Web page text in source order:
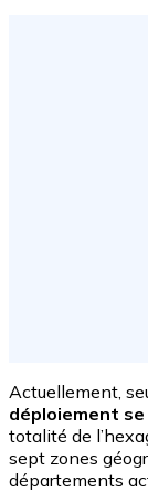
Actuellement,
déploiement
totalité de
sept zones
départements